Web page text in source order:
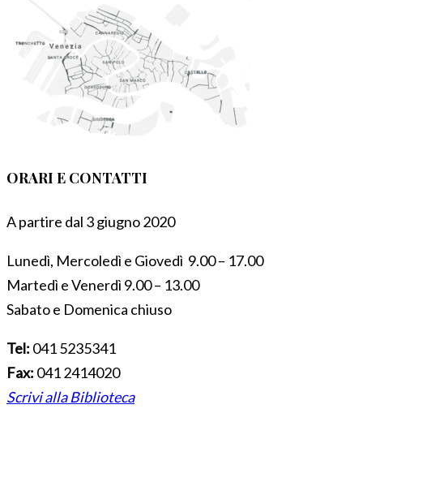
ORARI E CONTATTI
A partire dal 3 giugno 2020
Lunedì, Mercoledì e Giovedì 9.00 – 17.00
Martedì e Venerdì 9.00 – 13.00
Sabato e Domenica chiuso
Tel: 041 5235341
Fax: 041 2414020
Scrivi alla Biblioteca